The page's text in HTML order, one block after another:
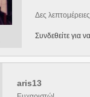
Δες λεπτομέρειες
Συνδεθείτε για
aris13